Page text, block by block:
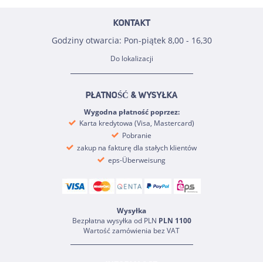
KONTAKT
Godziny otwarcia: Pon-piątek 8,00 - 16,30
Do lokalizacji
PŁATNOŚĆ & WYSYŁKA
Wygodna płatność poprzez:
Karta kredytowa (Visa, Mastercard)
Pobranie
zakup na fakturę dla stałych klientów
eps-Überweisung
Wysyłka
Bezpłatna wysyłka od PLN PLN 1100
Wartość zamówienia bez VAT